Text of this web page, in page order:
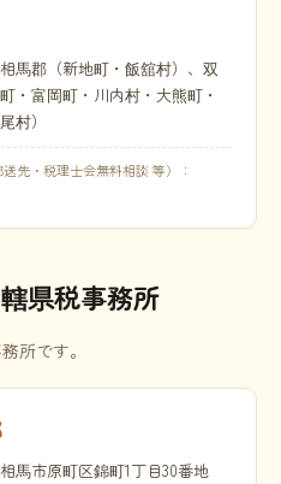
馬郡（新地町・飯舘村）、双
・富岡町・川内村・大熊町・
村）
先・税理士会無料相談 等）：
県税事務所
所です。
馬市原町区錦町1丁目30番地